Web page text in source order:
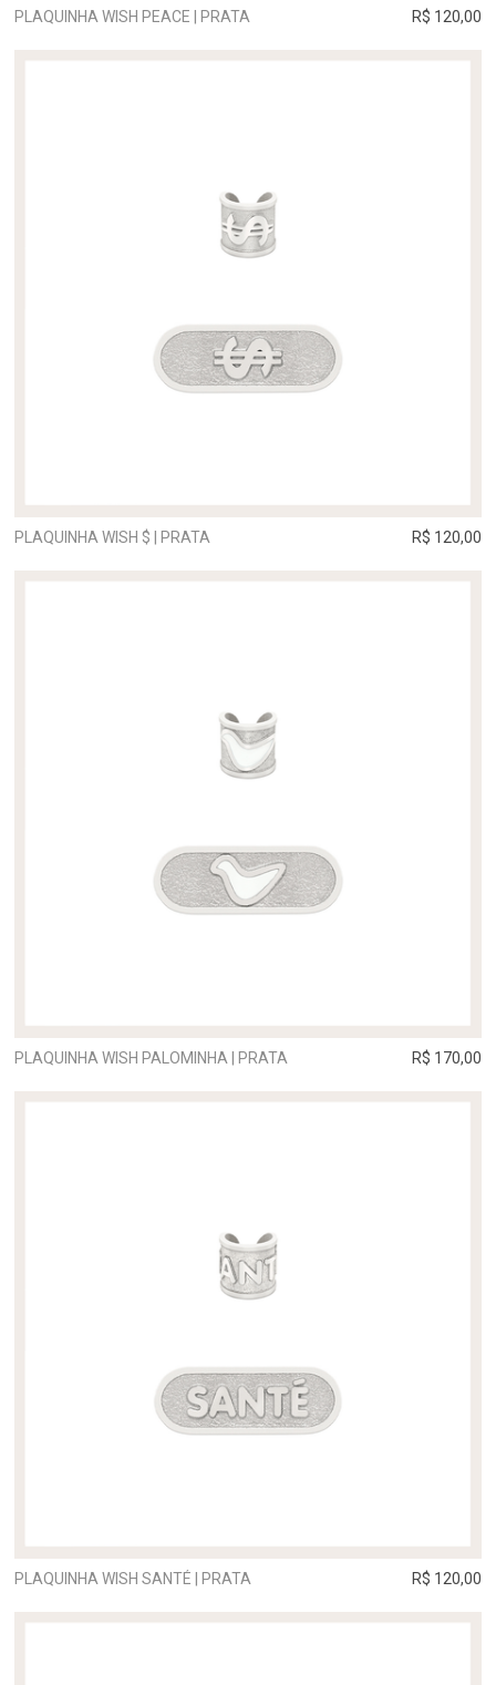
PLAQUINHA WISH PEACE | PRATA R$ 120,00
PLAQUINHA WISH $ | PRATA R$ 120,00
PLAQUINHA WISH PALOMINHA | PRATA R$ 170,00
PLAQUINHA WISH SANTÉ | PRATA R$ 120,00